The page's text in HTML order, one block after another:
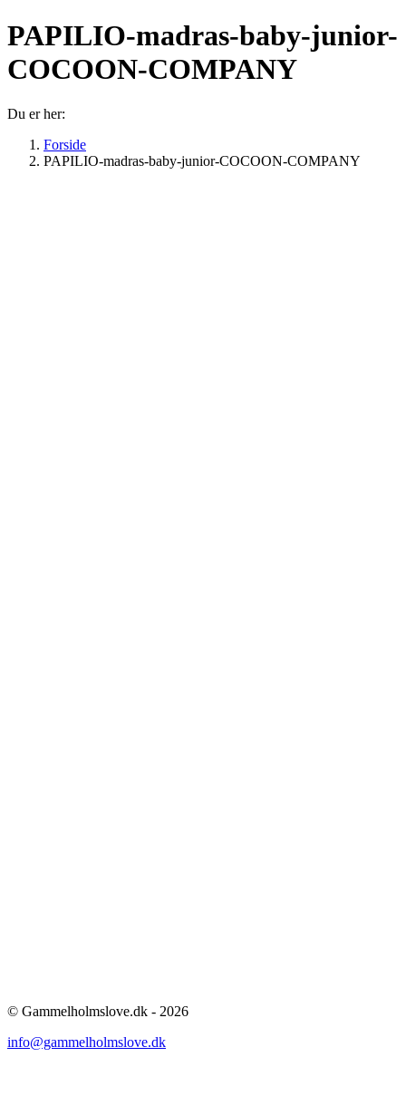
PAPILIO-madras-baby-junior-
COCOON-COMPANY
Du er her:
Forside
PAPILIO-madras-baby-junior-COCOON-COMPANY
© Gammelholmslove.dk - 2026
info@gammelholmslove.dk